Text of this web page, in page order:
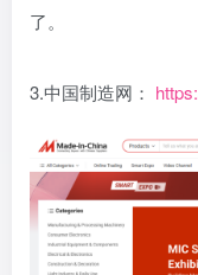
了。
3.中国制造网：